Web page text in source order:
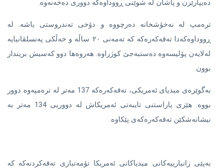
دەیپارێزن و پاشان لە شوێنی ڕووداوەکە دووری دەخەنەوە.
ترەمپ لە نەخۆشخانە دەرچووە و دۆخی تەندروستی باشە. لە
ڕووداوەکەدا تەقەکەرەکە کە تەمەنی ٢٠ ساڵە و خەڵکی پەنسلڤانیایە
لەلایەن پۆلیسەوە دەستبەجێ کوژراوە. هەروەها دوو کەسیش بریندار
بوون.
بەگوێرەی میدیای ئەمریکی، تەقەکەرەکە 137 مەتر لە ترەمپەوە دوور
بووە. هێزی پاراستنی تایبەتی ئەمریکاش لە دووریی 134 مەتر بە
نیشانەشکێن تەقەکەرەکەی پێکاوە.
بەپێی زانیارییەکانی میدیاکانی ئەمریکا تۆمەتباری تەقەکردنەکە کە